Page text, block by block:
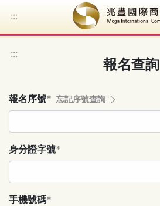
跳到主要內容
:::
:::
報名查詢
報名序號* 忘記序號查詢
身分證字號*
手機號碼*